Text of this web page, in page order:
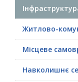
Житлово-
Місцеве
Навколишнє